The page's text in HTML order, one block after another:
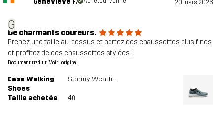
G
20 mars 2026
De charmants coureurs.
Prenez une taille au-dessus et portez des chaussettes plus fines
et profitez de ces chaussettes stylées !
Document traduit. Voir l'original
Ease Walking
Shoes
Stormy Weather
Taille achetée 40